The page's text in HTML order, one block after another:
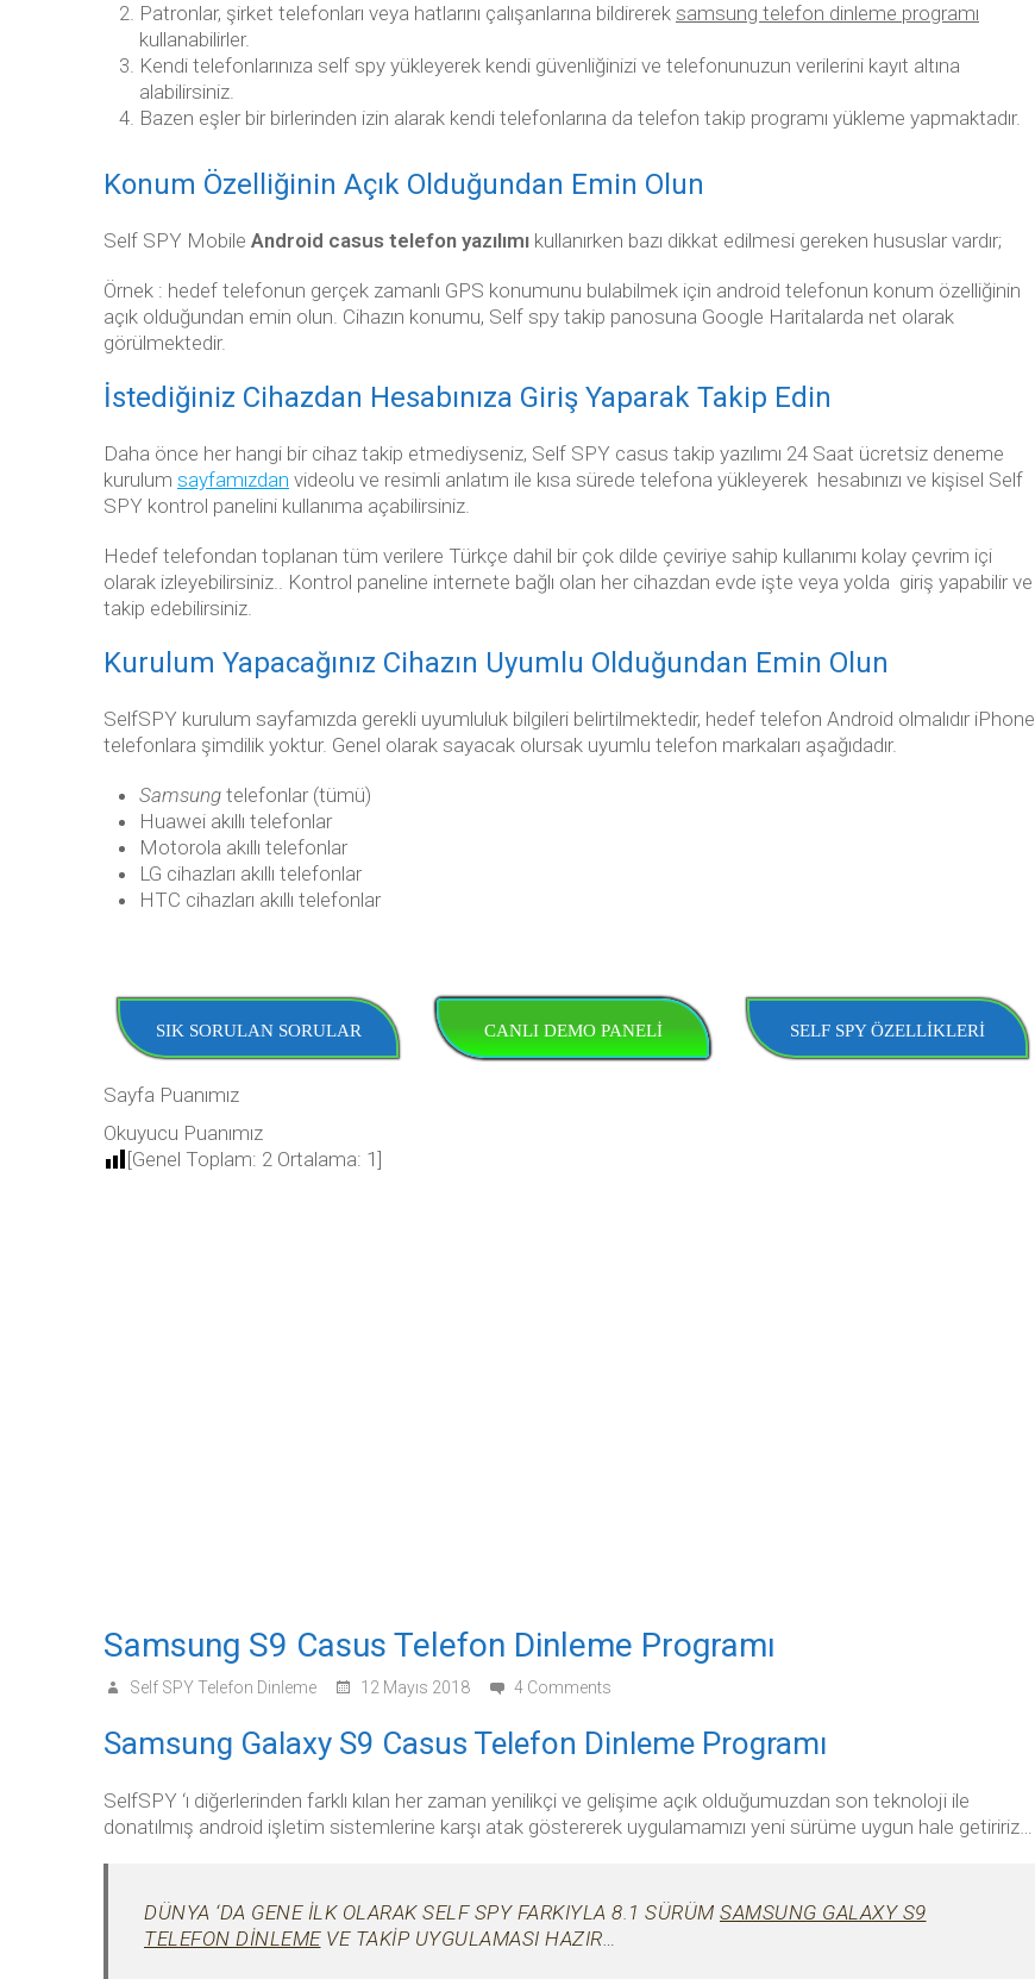
Patronlar, şirket telefonları veya hatlarını çalışanlarına bildirerek samsung telefon dinleme programı
kullanabilirler.
Kendi telefonlarınıza self spy yükleyerek kendi güvenliğinizi ve telefonunuzun verilerini kayıt altına
alabilirsiniz.
Bazen eşler bir birlerinden izin alarak kendi telefonlarına da telefon takip programı yükleme yapmaktadır.
Konum Özelliğinin Açık Olduğundan Emin Olun
Self SPY Mobile Android casus telefon yazılımı kullanırken bazı dikkat edilmesi gereken hususlar vardır;
Örnek : hedef telefonun gerçek zamanlı GPS konumunu bulabilmek için android telefonun konum özelliğinin
açık olduğundan emin olun. Cihazın konumu, Self spy takip panosuna Google Haritalarda net olarak
görülmektedir.
İstediğiniz Cihazdan Hesabınıza Giriş Yaparak Takip Edin
Daha önce her hangi bir cihaz takip etmediyseniz, Self SPY casus takip yazılımı 24 Saat ücretsiz deneme
kurulum sayfamızdan videolu ve resimli anlatım ile kısa sürede telefona yükleyerek hesabınızı ve kişisel Self
SPY kontrol panelini kullanıma açabilirsiniz.
Hedef telefondan toplanan tüm verilere Türkçe dahil bir çok dilde çeviriye sahip kullanımı kolay çevrim içi
olarak izleyebilirsiniz.. Kontrol paneline internete bağlı olan her cihazdan evde işte veya yolda giriş yapabilir ve
takip edebilirsiniz.
Kurulum Yapacağınız Cihazın Uyumlu Olduğundan Emin Olun
SelfSPY kurulum sayfamızda gerekli uyumluluk bilgileri belirtilmektedir, hedef telefon Android olmalıdır iPhone
telefonlara şimdilik yoktur. Genel olarak sayacak olursak uyumlu telefon markaları aşağıdadır.
Samsung telefonlar (tümü)
Huawei akıllı telefonlar
Motorola akıllı telefonlar
LG cihazları akıllı telefonlar
HTC cihazları akıllı telefonlar
SIK SORULAN SORULAR CANLI DEMO PANELİ SELF SPY ÖZELLİKLERİ
Sayfa Puanımız
Okuyucu Puanımız
[Genel Toplam: 2 Ortalama: 1]
Samsung S9 Casus Telefon Dinleme Programı
Self SPY Telefon Dinleme 12 Mayıs 2018 4 Comments
Samsung Galaxy S9 Casus Telefon Dinleme Programı
SelfSPY ‘ı diğerlerinden farklı kılan her zaman yenilikçi ve gelişime açık olduğumuzdan son teknoloji ile
donatılmış android işletim sistemlerine karşı atak göstererek uygulamamızı yeni sürüme uygun hale getiririz…
DÜNYA ‘DA GENE ILK OLARAK SELF SPY FARKIYLA 8.1 SÜRÜM SAMSUNG GALAXY S9
TELEFON DINLEMEVE TAKIP UYGULAMASI HAZIR…